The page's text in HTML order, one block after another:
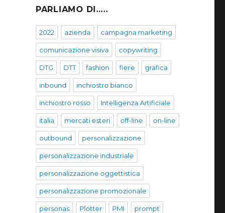
PARLIAMO DI…..
2022 azienda campagna marketing
comunicazione visiva copywriting
DTG DTT fashion fiere grafica
inbound inchiostro bianco
inchiostro rosso Intelligenza Artificiale
italia mercati esteri off-line on-line
outbound personalizzazione
personalizzazione industriale
personalizzazione oggettistica
personalizzazione promozionale
personas Plotter PMI prompt